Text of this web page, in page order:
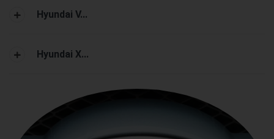
Hyundai V...
Hyundai X...